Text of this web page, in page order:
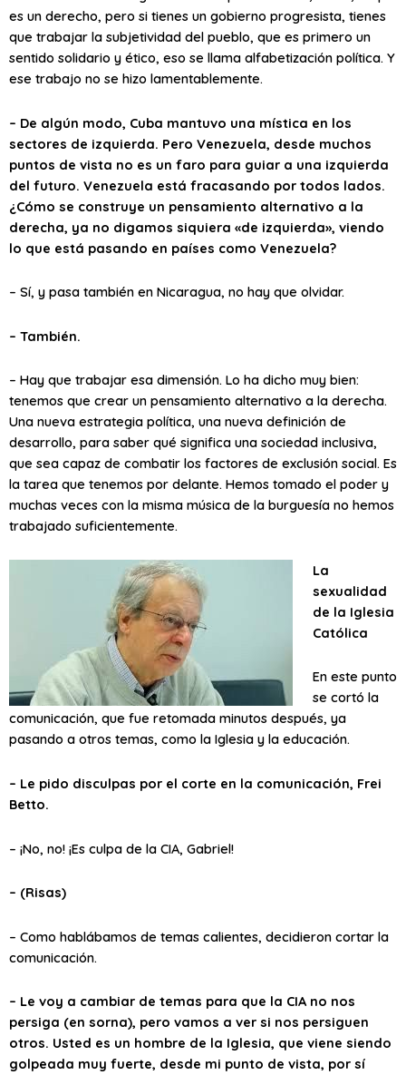
es un derecho, pero si tienes un gobierno progresista, tienes
que trabajar la subjetividad del pueblo, que es primero un
sentido solidario y ético, eso se llama alfabetización política. Y
ese trabajo no se hizo lamentablemente.
– De algún modo, Cuba mantuvo una mística en los
sectores de izquierda. Pero Venezuela, desde muchos
puntos de vista no es un faro para guiar a una izquierda
del futuro. Venezuela está fracasando por todos lados.
¿Cómo se construye un pensamiento alternativo a la
derecha, ya no digamos siquiera «de izquierda», viendo
lo que está pasando en países como Venezuela?
– Sí, y pasa también en Nicaragua, no hay que olvidar.
– También.
– Hay que trabajar esa dimensión. Lo ha dicho muy bien:
tenemos que crear un pensamiento alternativo a la derecha.
Una nueva estrategia política, una nueva definición de
desarrollo, para saber qué significa una sociedad inclusiva,
que sea capaz de combatir los factores de exclusión social. Es
la tarea que tenemos por delante. Hemos tomado el poder y
muchas veces con la misma música de la burguesía no hemos
trabajado suficientemente.
La
sexualidad
de la Iglesia
Católica
En este punto
se cortó la
comunicación, que fue retomada minutos después, ya
pasando a otros temas, como la Iglesia y la educación.
– Le pido disculpas por el corte en la comunicación, Frei
Betto.
– ¡No, no! ¡Es culpa de la CIA, Gabriel!
– (Risas)
– Como hablábamos de temas calientes, decidieron cortar la
comunicación.
– Le voy a cambiar de temas para que la CIA no nos
persiga (en sorna), pero vamos a ver si nos persiguen
otros. Usted es un hombre de la Iglesia, que viene siendo
golpeada muy fuerte, desde mi punto de vista, por sí